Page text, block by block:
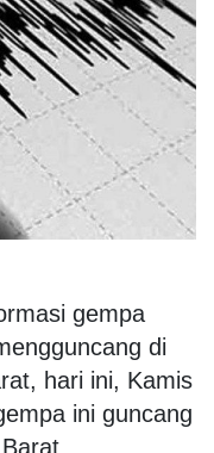
gempa
di
hari ini, Kamis
ini guncang